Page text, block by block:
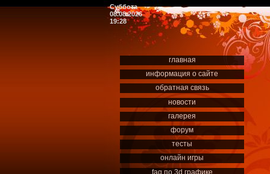
Суббота
08.08.2026
19:28
главная
информация о сайте
обратная связь
новости
галерея
форум
тесты
онлайн игры
faq по 3d графике